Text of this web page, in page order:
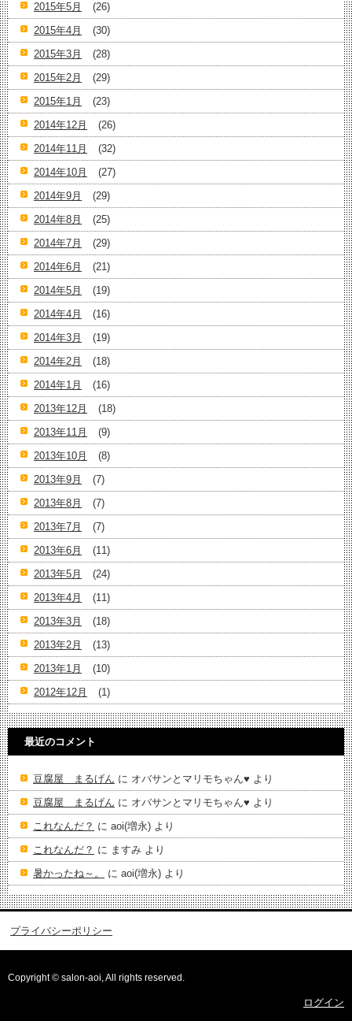
2015年5月
(26)
2015年4月
(30)
2015年3月
(28)
2015年2月
(29)
2015年1月
(23)
2014年12月
(26)
2014年11月
(32)
2014年10月
(27)
2014年9月
(29)
2014年8月
(25)
2014年7月
(29)
2014年6月
(21)
2014年5月
(19)
2014年4月
(16)
2014年3月
(19)
2014年2月
(18)
2014年1月
(16)
2013年12月
(18)
2013年11月
(9)
2013年10月
(8)
2013年9月
(7)
2013年8月
(7)
2013年7月
(7)
2013年6月
(11)
2013年5月
(24)
2013年4月
(11)
2013年3月
(18)
2013年2月
(13)
2013年1月
(10)
2012年12月
(1)
最近のコメント
豆腐屋 まるげん に オバサンとマリモちゃん♥️ より
豆腐屋 まるげん に オバサンとマリモちゃん♥️ より
これなんだ？ に aoi(増永) より
これなんだ？ に ますみ より
暑かったね～。
に aoi(増永) より
プライバシーポリシー
Copyright © salon-aoi, All rights reserved.
ログイン